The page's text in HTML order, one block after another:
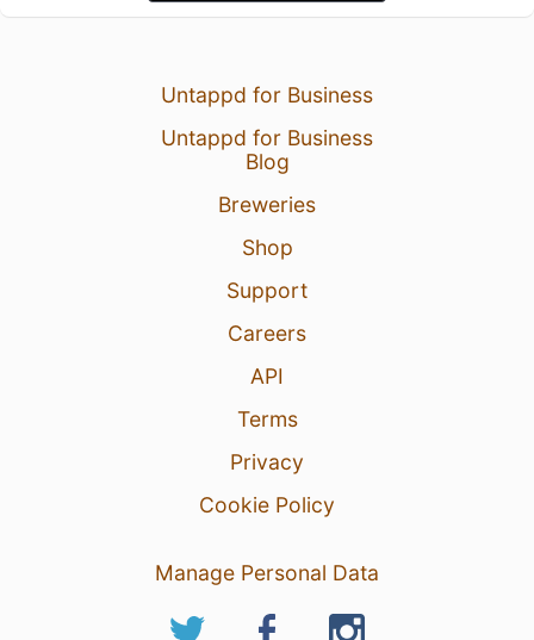
Untappd for Business
Untappd for Business
Blog
Breweries
Shop
Support
Careers
API
Terms
Privacy
Cookie Policy
Manage Personal Data